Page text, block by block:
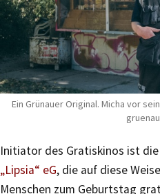
Ein Grünauer Original. Micha vor
Initiator des Gratiskinos ist die
„Lipsia“ eG, die auf diese
Menschen zum Geburtstag